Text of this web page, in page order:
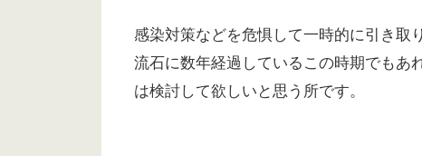
感染対策などを危惧して一時的に引き取
流石に数年経過しているこの時期でもあ
は検討して欲しいと思う所です。